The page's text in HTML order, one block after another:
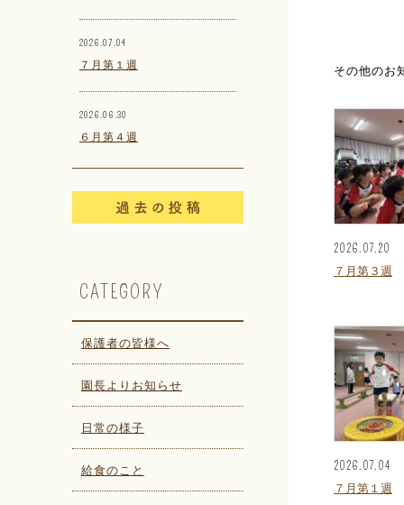
2026.07.04
７月第１週
2026.06.30
６月第４週
CATEGORY
保護者の皆様へ
園長よりお知らせ
日常の様子
給食のこと
その他のお
2026.07.20
７月第３週
2026.07.04
７月第１週